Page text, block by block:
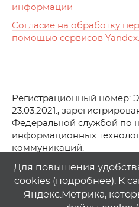
информации
Согласие на обработку
помощью сервисов
Регистрационный номер:
23.03.2021.,
Федеральной службой по
информационных
коммуникаций.
© АО Телеканал «Первый
Любое использование
только при указании
Для повышения
cookies (подробнее). К
Яндекс.Метрика,